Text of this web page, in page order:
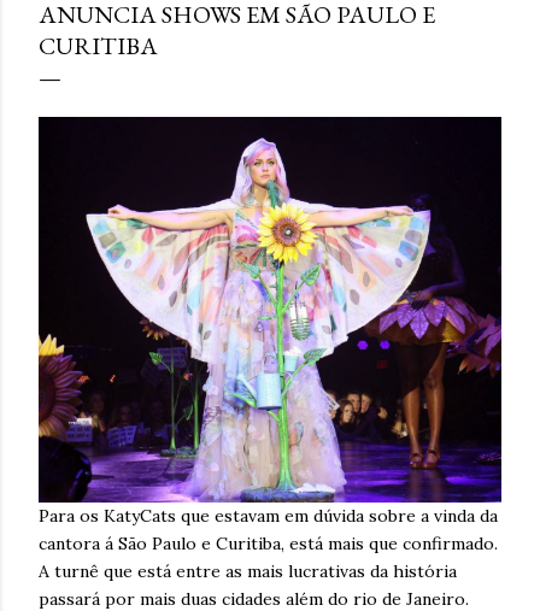
ANUNCIA SHOWS EM SÃO PAULO E
CURITIBA
Para os KatyCats que estavam em dúvida sobre a vinda da
cantora á São Paulo e Curitiba, está mais que confirmado.
A turnê que está entre as mais lucrativas da história
passará por mais duas cidades além do rio de Janeiro.